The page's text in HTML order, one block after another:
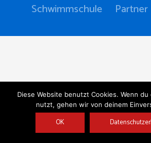
Schwimmschule
Partner
Diese Website benutzt Cookies. Wenn
nutzt, gehen wir von deinem
OK